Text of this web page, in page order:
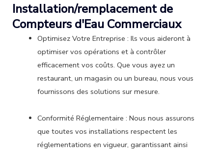
Installation/remplacement de
Compteurs d'Eau Commerciaux
Optimisez Votre Entreprise : Ils vous aideront à
optimiser vos opérations et à contrôler
efficacement vos coûts. Que vous ayez un
restaurant, un magasin ou un bureau, nous vous
fournissons des solutions sur mesure.
Conformité Réglementaire : Nous nous assurons
que toutes vos installations respectent les
réglementations en vigueur, garantissant ainsi